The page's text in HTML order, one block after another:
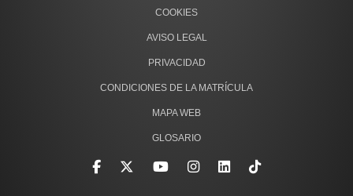
COOKIES
AVISO LEGAL
PRIVACIDAD
CONDICIONES DE LA MATRÍCULA
MAPA WEB
GLOSARIO